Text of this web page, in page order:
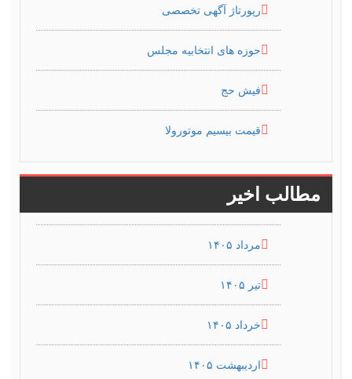
رپورتاژ آگهی تخصصی
حوزه های انتخابیه مجلس
فیش حج
قیمت بیسیم موتورولا
مطالب اخیر
مرداد ۱۴۰۵
تیر ۱۴۰۵
خرداد ۱۴۰۵
اردیبهشت ۱۴۰۵